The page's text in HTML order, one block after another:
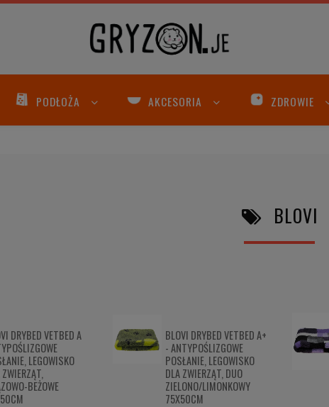
PODŁOŻA AKCESORIA ZDROWIE
BLOVI
DRYBED VETBED A
LEGOWISKO
BEŻOWE
BLOVI DRYBED VETBED A+
- ANTYPOŚLIZGOWE
POSŁANIE, LEGOWISKO
DLA ZWIERZĄT, DUO
ZIELONO/LIMONKOWY
75X50CM